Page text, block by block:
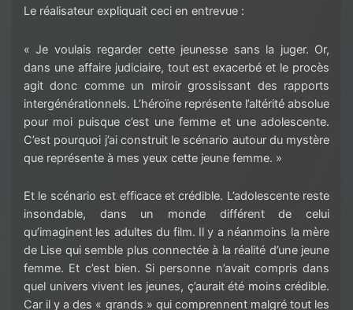
Le réalisateur expliquait ceci en entrevue :
« Je voulais regarder cette jeunesse sans la juger. Or,
dans une affaire judiciaire, tout est exacerbé et le procès
agit donc comme un miroir grossissant des rapports
intergénérationnels. L’héroïne représente l’altérité absolue
pour moi puisque c’est une femme et une adolescente.
C’est pourquoi j’ai construit le scénario autour du mystère
que représente à mes yeux cette jeune femme. »
Et le scénario est efficace et crédible. L’adolescente reste
insondable, dans un monde différent de celui
qu’imaginent les adultes du film. Il y a néanmoins la mère
de Lise qui semble plus connectée à la réalité d’une jeune
femme. Et c’est bien. Si personne n’avait compris dans
quel univers vivent les jeunes, ç’aurait été moins crédible.
Car il y a des « grands » qui comprennent malgré tout les